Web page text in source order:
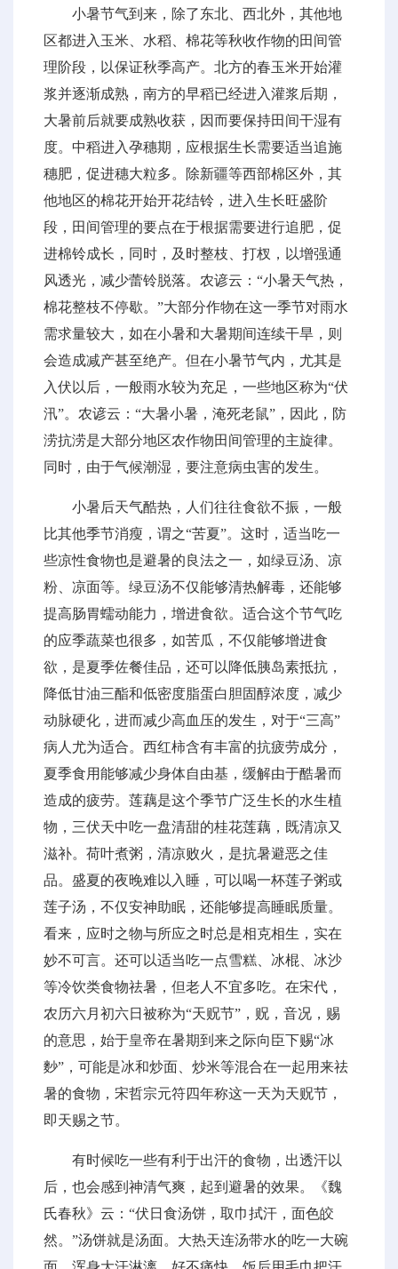
小暑节气到来，除了东北、西北外，其他地
区都进入玉米、水稻、棉花等秋收作物的田间管
理阶段，以保证秋季高产。北方的春玉米开始灌
浆并逐渐成熟，南方的早稻已经进入灌浆后期，
大暑前后就要成熟收获，因而要保持田间干湿有
度。中稻进入孕穗期，应根据生长需要适当追施
穗肥，促进穗大粒多。除新疆等西部棉区外，其
他地区的棉花开始开花结铃，进入生长旺盛阶
段，田间管理的要点在于根据需要进行追肥，促
进棉铃成长，同时，及时整枝、打杈，以增强通
风透光，减少蕾铃脱落。农谚云：“小暑天气热，
棉花整枝不停歇。”大部分作物在这一季节对雨水
需求量较大，如在小暑和大暑期间连续干旱，则
会造成减产甚至绝产。但在小暑节气内，尤其是
入伏以后，一般雨水较为充足，一些地区称为“伏
汛”。农谚云：“大暑小暑，淹死老鼠”，因此，防
涝抗涝是大部分地区农作物田间管理的主旋律。
同时，由于气候潮湿，要注意病虫害的发生。
小暑后天气酷热，人们往往食欲不振，一般
比其他季节消瘦，谓之“苦夏”。这时，适当吃一
些凉性食物也是避暑的良法之一，如绿豆汤、凉
粉、凉面等。绿豆汤不仅能够清热解毒，还能够
提高肠胃蠕动能力，增进食欲。适合这个节气吃
的应季蔬菜也很多，如苦瓜，不仅能够增进食
欲，是夏季佐餐佳品，还可以降低胰岛素抵抗，
降低甘油三酯和低密度脂蛋白胆固醇浓度，减少
动脉硬化，进而减少高血压的发生，对于“三高”
病人尤为适合。西红柿含有丰富的抗疲劳成分，
夏季食用能够减少身体自由基，缓解由于酷暑而
造成的疲劳。莲藕是这个季节广泛生长的水生植
物，三伏天中吃一盘清甜的桂花莲藕，既清凉又
滋补。荷叶煮粥，清凉败火，是抗暑避恶之佳
品。盛夏的夜晚难以入睡，可以喝一杯莲子粥或
莲子汤，不仅安神助眠，还能够提高睡眠质量。
看来，应时之物与所应之时总是相克相生，实在
妙不可言。还可以适当吃一点雪糕、冰棍、冰沙
等冷饮类食物祛暑，但老人不宜多吃。在宋代，
农历六月初六日被称为“天贶节”，贶，音况，赐
的意思，始于皇帝在暑期到来之际向臣下赐“冰
麨”，可能是冰和炒面、炒米等混合在一起用来祛
暑的食物，宋哲宗元符四年称这一天为天贶节，
即天赐之节。
有时候吃一些有利于出汗的食物，出透汗以
后，也会感到神清气爽，起到避暑的效果。《魏
氏春秋》云：“伏日食汤饼，取巾拭汗，面色皎
然。”汤饼就是汤面。大热天连汤带水的吃一大碗